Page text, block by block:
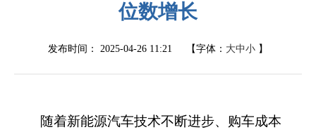
位数增长
发布时间： 2025-04-26 11:21 【字体： 大中小 】
随着新能源汽车技术不断进步、购车成本